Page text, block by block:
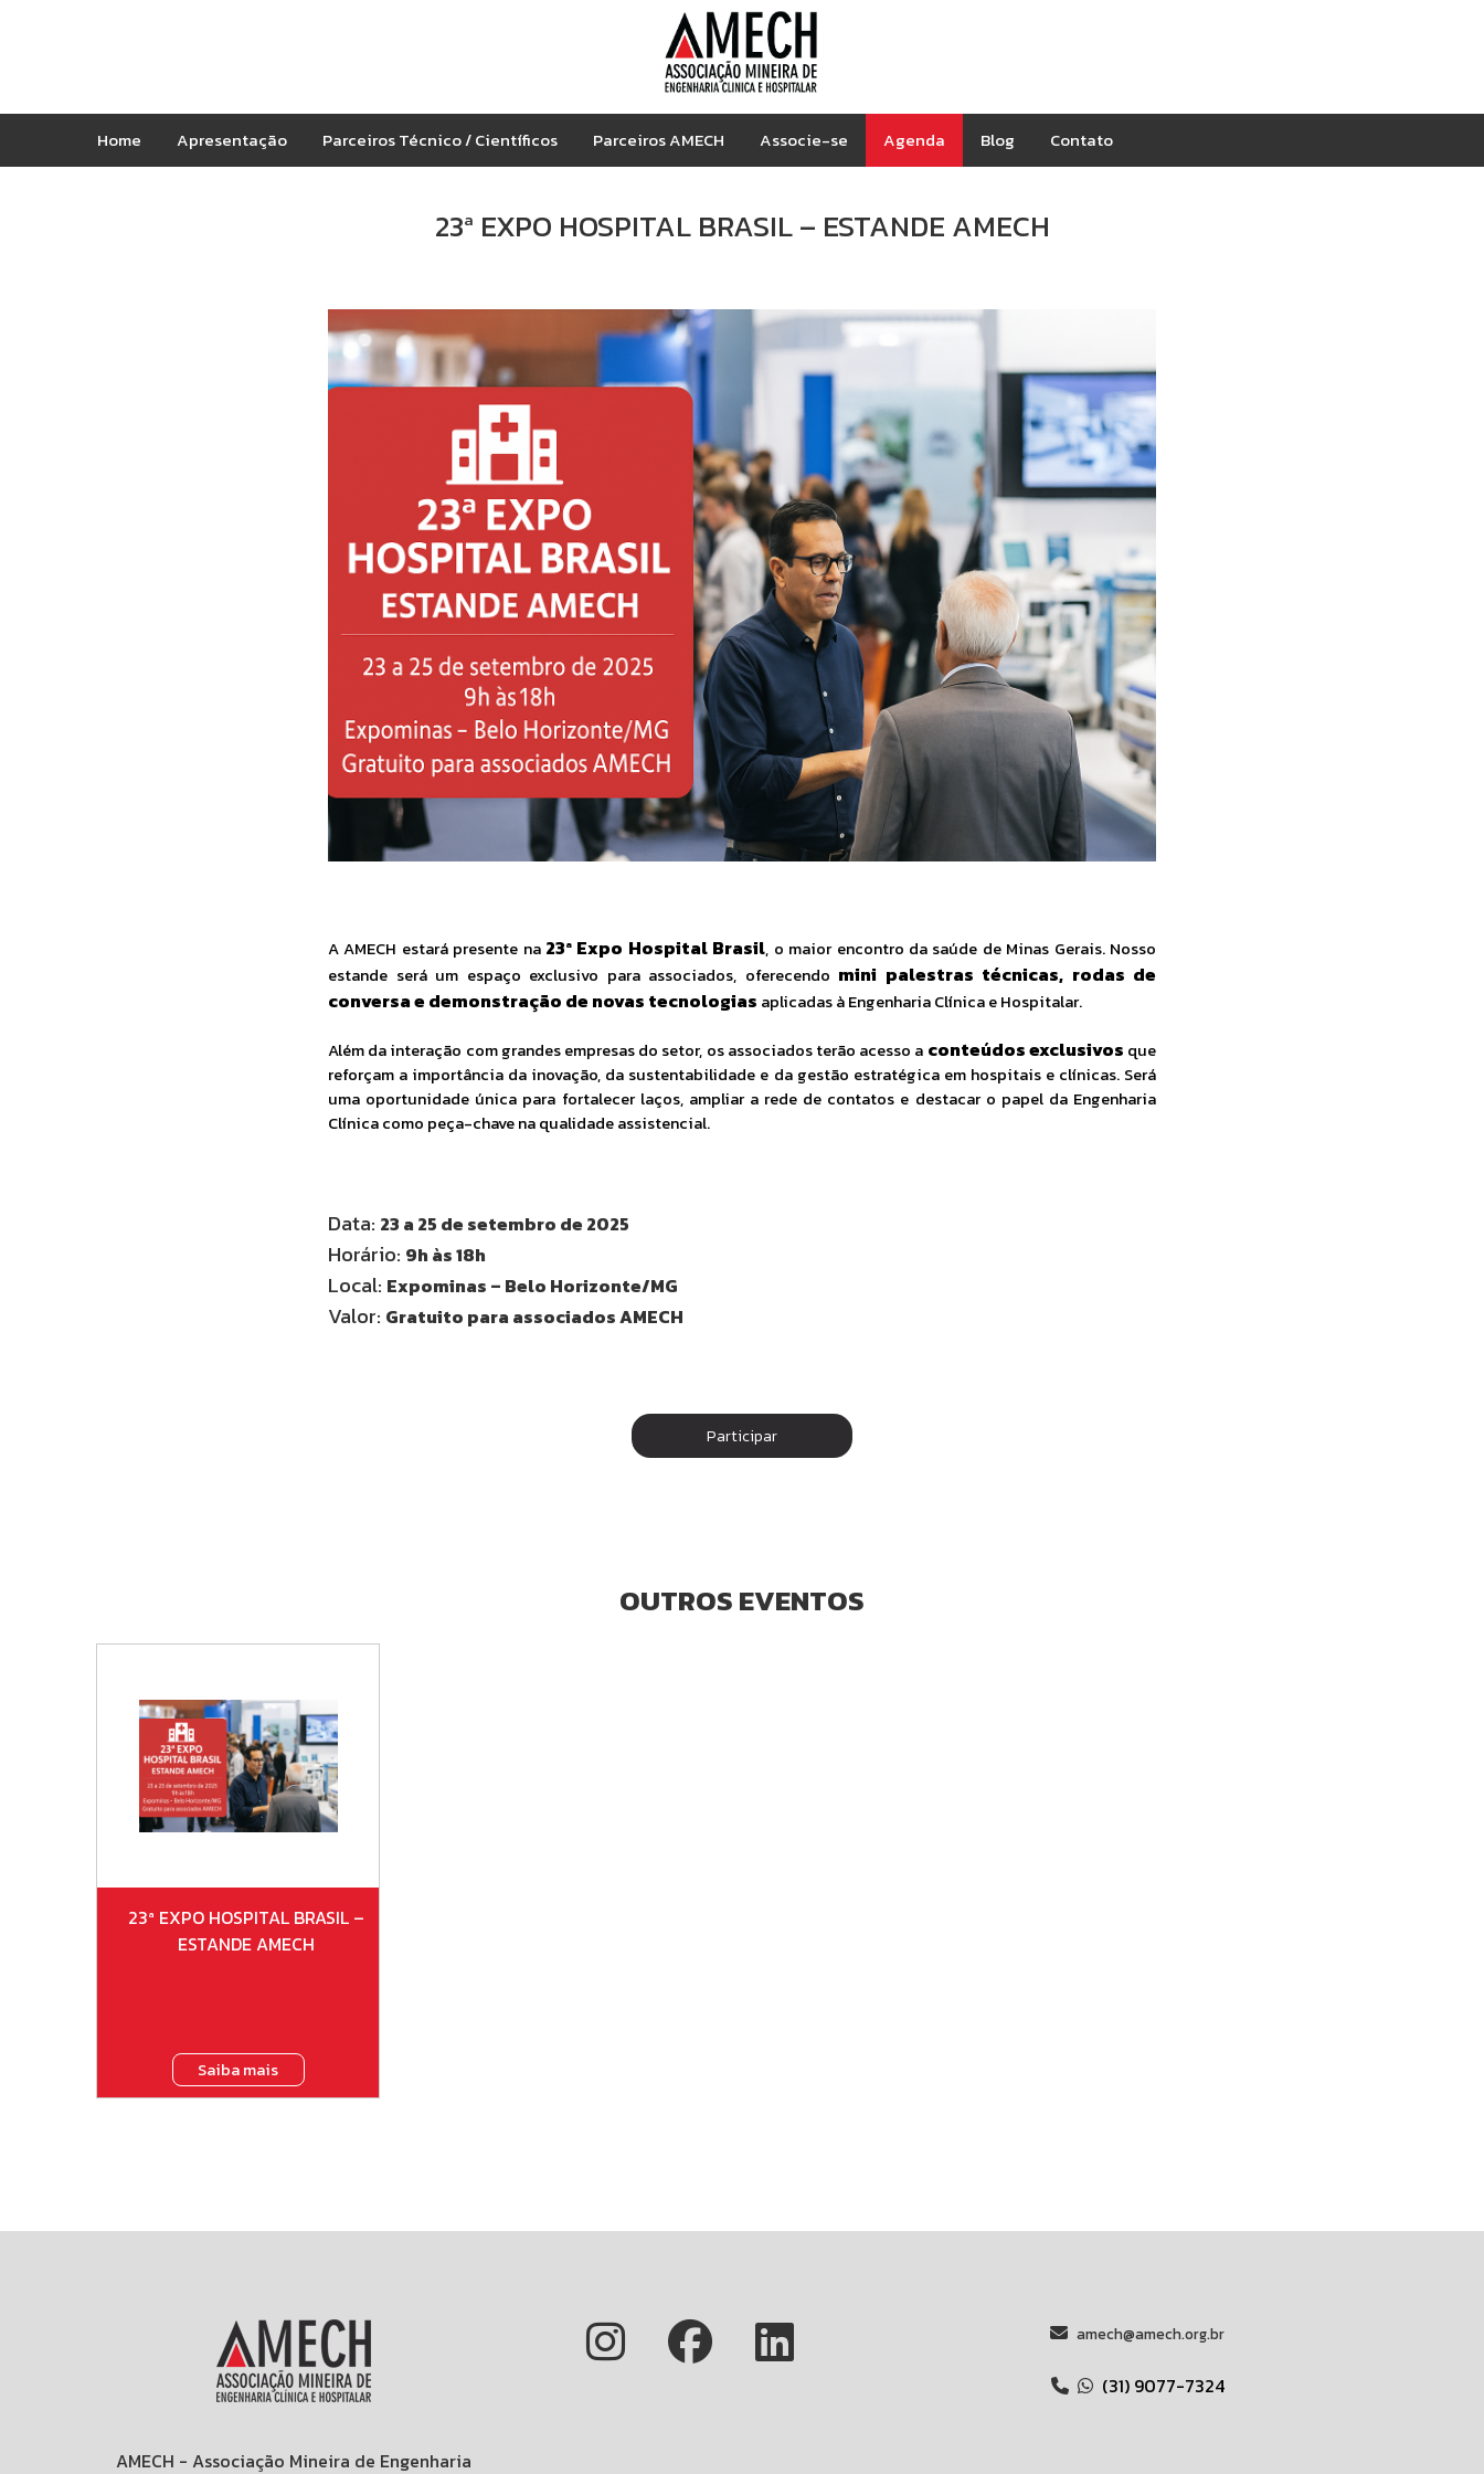
Home Apresentação Parceiros Técnico / Científicos Parceiros AMECH Associe-se Agenda Blog Contato
23ª EXPO HOSPITAL BRASIL – ESTANDE AMECH
A AMECH estará presente na 23ª Expo Hospital Brasil, o maior encontro da saúde de Minas Gerais. Nosso
estande será um espaço exclusivo para associados, oferecendo mini palestras técnicas, rodas de
conversa e demonstração de novas tecnologias aplicadas à Engenharia Clínica e Hospitalar.
Além da interação com grandes empresas do setor, os associados terão acesso a conteúdos exclusivos que
reforçam a importância da inovação, da sustentabilidade e da gestão estratégica em hospitais e clínicas. Será
uma oportunidade única para fortalecer laços, ampliar a rede de contatos e destacar o papel da Engenharia
Clínica como peça-chave na qualidade assistencial.
Data: 23 a 25 de setembro de 2025
Horário: 9h às 18h
Local: Expominas – Belo Horizonte/MG
Valor: Gratuito para associados AMECH
Participar
OUTROS EVENTOS
23ª EXPO HOSPITAL BRASIL –
ESTANDE AMECH
Saiba mais
AMECH - Associação Mineira de Engenharia
amech@amech.org.br
(31) 9077-7324